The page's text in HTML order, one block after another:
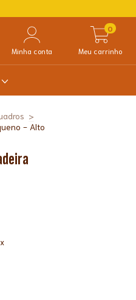
Minha conta Meu carrinho
0
>
- Alto